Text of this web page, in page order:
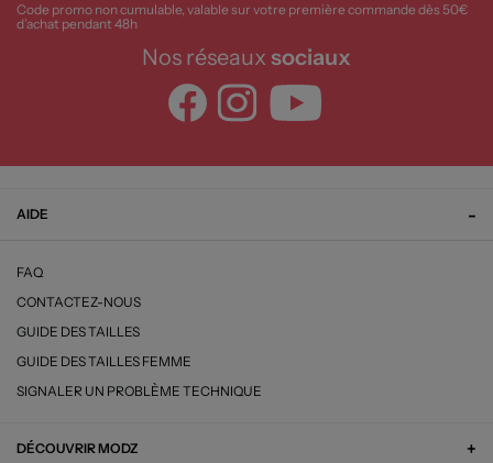
Code promo non cumulable, valable sur votre première commande dès 50€
d’achat pendant 48h
Nos réseaux sociaux
AIDE
FAQ
CONTACTEZ-NOUS
GUIDE DES TAILLES
GUIDE DES TAILLES FEMME
SIGNALER UN PROBLÈME TECHNIQUE
DÉCOUVRIR MODZ